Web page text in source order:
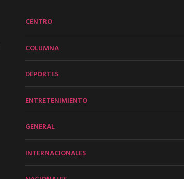
CENTRO
COLUMNA
DEPORTES
ENTRETENIMIENTO
GENERAL
INTERNACIONALES